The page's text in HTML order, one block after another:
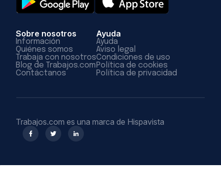
Sobre nosotros
Información
Quiénes somos
Trabaja con nosotros
Blog de Trabajos.com
Contáctanos
Ayuda
Ayuda
Aviso legal
Condiciones de uso
Política de cookies
Política de privacidad
Trabajos.com es una marca de Hispavista